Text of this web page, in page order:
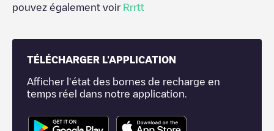
pouvez également voir Rrrtt
TÉLÉCHARGER L'APPLICATION
Afficher l'état des bornes de recharge en
temps réel dans notre application.